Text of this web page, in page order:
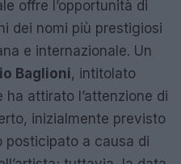
offre l’opportunità di
dei nomi più prestigiosi
e internazionale. Un
Baglioni, intitolato
ha attirato l’attenzione di
inizialmente previsto
posticipato a causa di